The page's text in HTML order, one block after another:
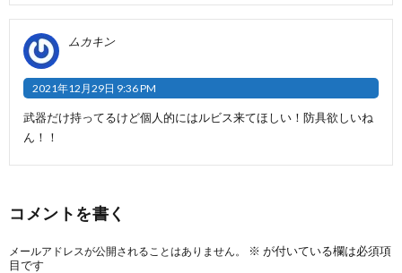
ムカキン
2021年12月29日 9:36 PM
武器だけ持ってるけど個人的にはルビス来てほしい！防具欲しいね
ん！！
コメントを書く
メールアドレスが公開されることはありません。 ※ が付いている欄は必須項
目です